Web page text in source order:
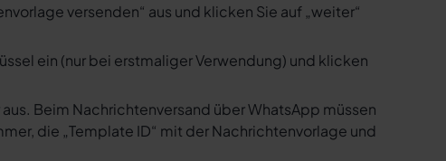
versenden“ aus und klicken Sie auf „weiter“
ein (nur bei erstmaliger Verwendung) und klicken
Beim Nachrichtenversand über WhatsApp müssen
die „Template ID“ mit der Nachrichtenvorlage und